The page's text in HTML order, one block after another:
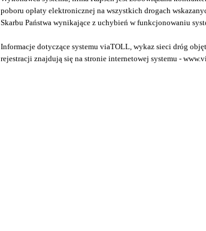
poboru opłaty elektronicznej na wszystkich drogach
Skarbu Państwa wynikające z uchybień w funkcjonowaniu
Informacje dotyczące systemu viaTOLL, wykaz sieci dróg
rejestracji znajdują się na stronie internetowej systemu -